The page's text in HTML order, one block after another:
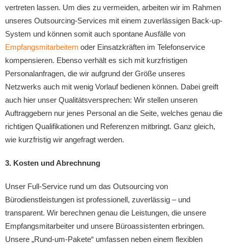
vertreten lassen. Um dies zu vermeiden, arbeiten wir im Rahmen
unseres Outsourcing-Services mit einem zuverlässigen Back-up-
System und können somit auch spontane Ausfälle von
Empfangsmitarbeitern oder Einsatzkräften im Telefonservice
kompensieren. Ebenso verhält es sich mit kurzfristigen
Personalanfragen, die wir aufgrund der Größe unseres
Netzwerks auch mit wenig Vorlauf bedienen können. Dabei greift
auch hier unser Qualitätsversprechen: Wir stellen unseren
Auftraggebern nur jenes Personal an die Seite, welches genau die
richtigen Qualifikationen und Referenzen mitbringt. Ganz gleich,
wie kurzfristig wir angefragt werden.
3. Kosten und Abrechnung
Unser Full-Service rund um das Outsourcing von
Bürodienstleistungen ist professionell, zuverlässig – und
transparent. Wir berechnen genau die Leistungen, die unsere
Empfangsmitarbeiter und unsere Büroassistenten erbringen.
Unsere „Rund-um-Pakete“ umfassen neben einem flexiblen